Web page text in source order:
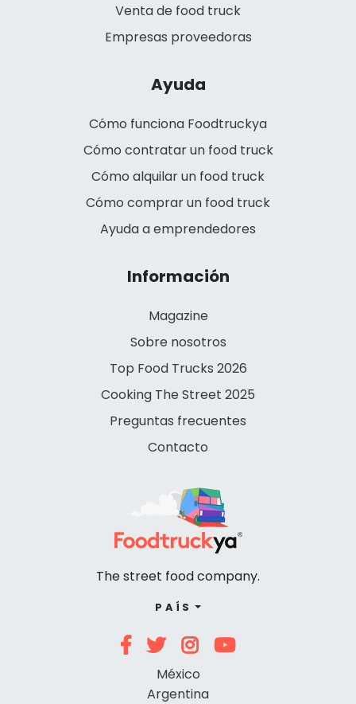
Venta de food truck
Empresas proveedoras
Ayuda
Cómo funciona Foodtruckya
Cómo contratar un food truck
Cómo alquilar un food truck
Cómo comprar un food truck
Ayuda a emprendedores
Información
Magazine
Sobre nosotros
Top Food Trucks 2026
Cooking The Street 2025
Preguntas frecuentes
Contacto
The street food company.
PAÍS
México
Argentina